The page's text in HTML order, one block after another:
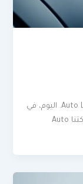
صب مفاتيح سيارات بالكويت شركة Auto Locksmith. اليوم، في
عالم السيارات المتقدم، الأمان أمر هام جداً. شركتنا Auto